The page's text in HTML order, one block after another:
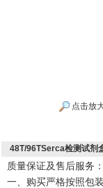
点击放
48T/96TSerca检测试剂
质量保证及售后服务：
一、购买严格按照包